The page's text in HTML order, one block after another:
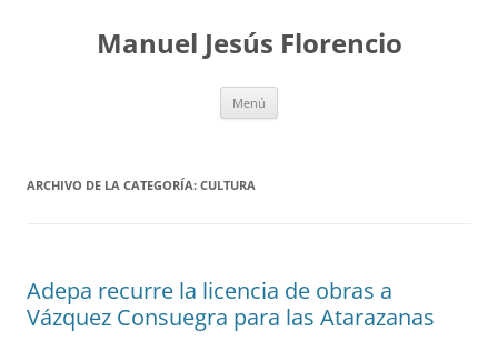
contenidoManuel Jesús Florencio
Menú
ARCHIVO DE LA CATEGORÍA: CULTURA
Adepa recurre la licencia de obras a
Vázquez Consuegra para las Atarazanas